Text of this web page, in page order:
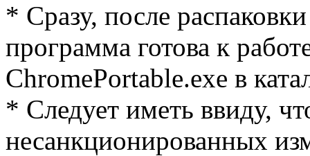
* Сразу, после
программа готова к
ChromePortable.exe в
* Следует иметь ввиду,
несанкционированных